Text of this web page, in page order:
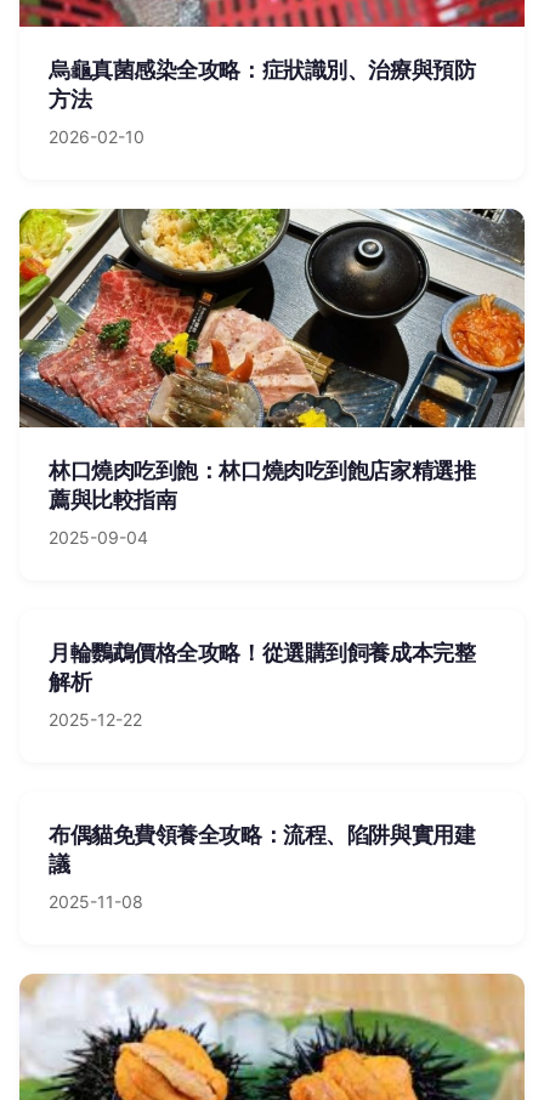
烏龜真菌感染全攻略：症狀識別、治療與預防
方法
2026-02-10
林口燒肉吃到飽：林口燒肉吃到飽店家精選推
薦與比較指南
2025-09-04
月輪鸚鵡價格全攻略！從選購到飼養成本完整
解析
2025-12-22
布偶貓免費領養全攻略：流程、陷阱與實用建
議
2025-11-08